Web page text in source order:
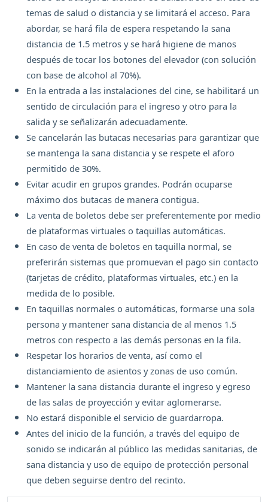
temas de salud o distancia y se limitará el acceso. Para
abordar, se hará fila de espera respetando la sana
distancia de 1.5 metros y se hará higiene de manos
después de tocar los botones del elevador (con solución
con base de alcohol al 70%).
En la entrada a las instalaciones del cine, se habilitará un
sentido de circulación para el ingreso y otro para la
salida y se señalizarán adecuadamente.
Se cancelarán las butacas necesarias para garantizar que
se mantenga la sana distancia y se respete el aforo
permitido de 30%.
Evitar acudir en grupos grandes. Podrán ocuparse
máximo dos butacas de manera contigua.
La venta de boletos debe ser preferentemente por medio
de plataformas virtuales o taquillas automáticas.
En caso de venta de boletos en taquilla normal, se
preferirán sistemas que promuevan el pago sin contacto
(tarjetas de crédito, plataformas virtuales, etc.) en la
medida de lo posible.
En taquillas normales o automáticas, formarse una sola
persona y mantener sana distancia de al menos 1.5
metros con respecto a las demás personas en la fila.
Respetar los horarios de venta, así como el
distanciamiento de asientos y zonas de uso común.
Mantener la sana distancia durante el ingreso y egreso
de las salas de proyección y evitar aglomerarse.
No estará disponible el servicio de guardarropa.
Antes del inicio de la función, a través del equipo de
sonido se indicarán al público las medidas sanitarias, de
sana distancia y uso de equipo de protección personal
que deben seguirse dentro del recinto.